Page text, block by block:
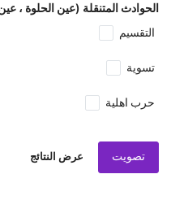
الحوادث المتنقلة (عين الحلوة ،
التقسيم
تسوية
حرب اهلية
تصويت عرض النتائج